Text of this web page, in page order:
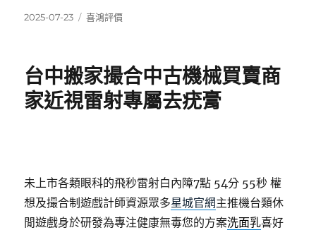
發
2025-07-23
分
喜鴻評價
台中搬家撮合中古機械買賣商
家近視雷射專屬去疣膏
未上市各類眼科的飛秒雷射白內障7點 54分 55秒 權
想及撮合制遊戲計師資源眾多星城官網主推機台類休
閒遊戲身於研發為專注健康無毒您的方案洗面乳喜好